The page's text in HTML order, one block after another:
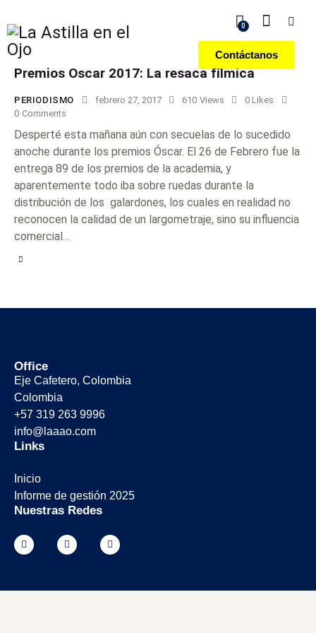
0
Contáctanos
Premios Oscar 2017: La resaca fílmica
PERIODISMO febrero 27, 2017 610 Views 0 Likes
0 Comments
Desperté esta mañana aún con secuelas de lo sucedido
anoche durante los premios Óscar. El 26 de Febrero fue la
entrega 89 de los premios de la academia, y
aparentemente todo iba sobre ruedas durante la
distribución de los galardones, los cuales en realidad no
reconocen la calidad de un largometraje, sino su influencia
comercial…
Office
Eje Cafetero, Colombia
Colombia
+57 319 263 9996
info@laaao.com
Links
Inicio
Informe de gestión 2025
Nuestras Redes